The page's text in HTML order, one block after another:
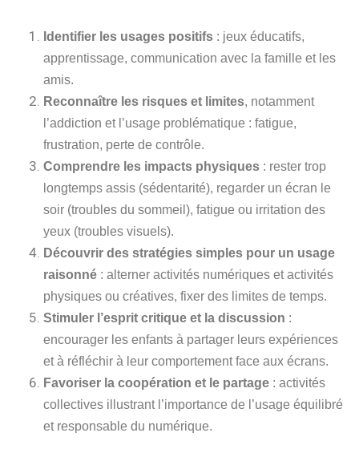
Identifier les usages positifs : jeux éducatifs,
apprentissage, communication avec la famille et les
amis.
Reconnaître les risques et limites, notamment
l’addiction et l’usage problématique : fatigue,
frustration, perte de contrôle.
Comprendre les impacts physiques : rester trop
longtemps assis (sédentarité), regarder un écran le
soir (troubles du sommeil), fatigue ou irritation des
yeux (troubles visuels).
Découvrir des stratégies simples pour un usage
raisonné : alterner activités numériques et activités
physiques ou créatives, fixer des limites de temps.
Stimuler l’esprit critique et la discussion :
encourager les enfants à partager leurs expériences
et à réfléchir à leur comportement face aux écrans.
Favoriser la coopération et le partage : activités
collectives illustrant l’importance de l’usage équilibré
et responsable du numérique.